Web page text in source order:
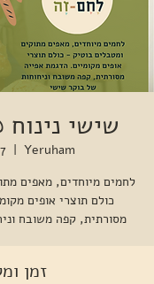
שישי
  |
Yeruham
לחמים מיוחדים, מאפים
כולם תוצרי אופים
מסורתית, קפה משובח
זמן